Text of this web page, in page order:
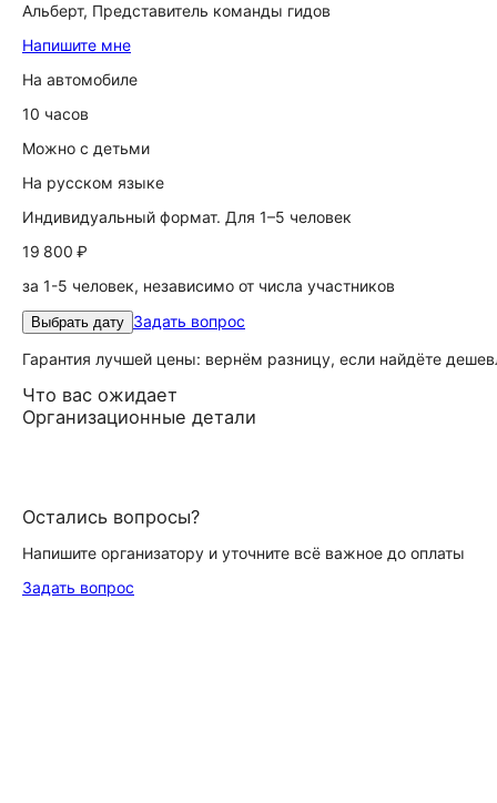
Альберт, Представитель команды гидов
Напишите мне
На автомобиле
10 часов
Можно с детьми
На русском языке
Индивидуальный формат. Для 1–5 человек
19 800 ₽
за 1-5 человек, независимо от числа участников
Выбрать дату Задать вопрос
Гарантия лучшей цены: вернём разницу, если найдёте
Что вас ожидает
Организационные детали
Остались вопросы?
Напишите организатору и уточните всё важное до оплаты
Задать вопрос